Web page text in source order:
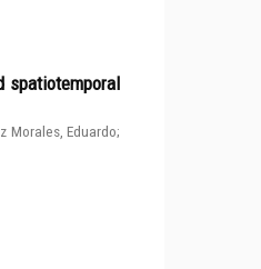
spatiotemporal
Morales, Eduardo;